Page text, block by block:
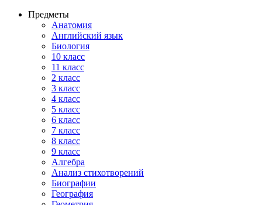
Предметы
Анатомия
Английский язык
Биология
10 класс
11 класс
2 класс
3 класс
4 класс
5 класс
6 класс
7 класс
8 класс
9 класс
Алгебра
Анализ стихотворений
Биографии
География